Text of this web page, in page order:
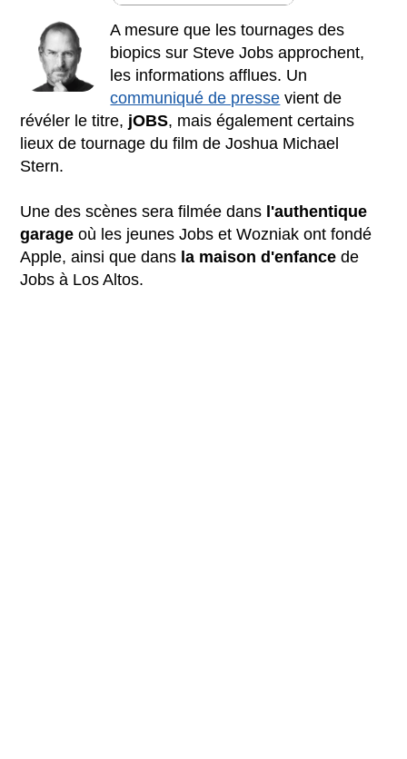
A mesure que les tournages des
biopics sur Steve Jobs approchent,
les informations afflues. Un
communiqué de presse vient de
révéler le titre, jOBS, mais également certains
lieux de tournage du film de Joshua Michael
Stern.
Une des scènes sera filmée dans l'authentique
garage où les jeunes Jobs et Wozniak ont fondé
Apple, ainsi que dans la maison d'enfance de
Jobs à Los Altos.